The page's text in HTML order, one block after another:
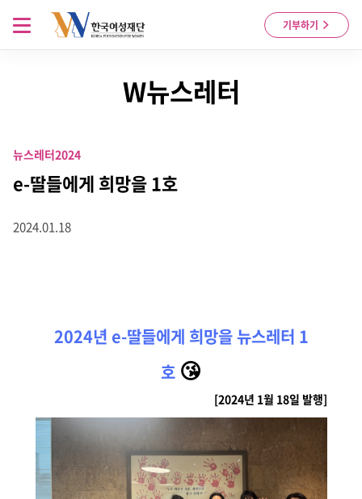
Skip to content
기부하기
메뉴 열기
W뉴스레터
뉴스레터2024
e-딸들에게 희망을 1호
2024.01.18
2024년 e-딸들에게 희망을 뉴스레터 1
호 😘
[2024년 1월 18일 발행]